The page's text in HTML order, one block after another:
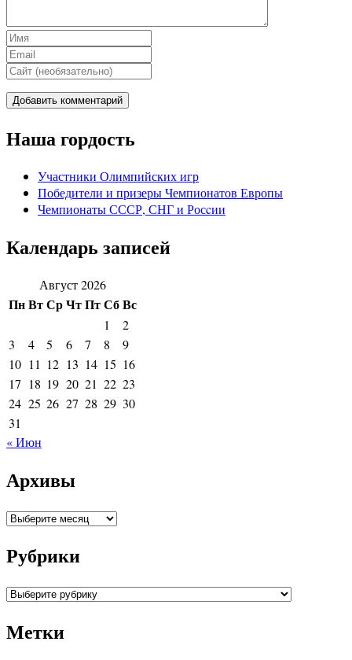
Наша гордость
Участники Олимпийских игр
Победители и призеры Чемпионатов Европы
Чемпионаты СССР, СНГ и Росcии
Календарь записей
Август 2026
ПнВтСрЧтПтСбВс
1
2
3
4 5 6 7 8
9
10 11 12 13 14 15 16
17 18 19 20 21 22 23
24 25 26 27 28 29 30
31
« Июн
Архивы
Архивы
Рубрики
Рубрики
Метки